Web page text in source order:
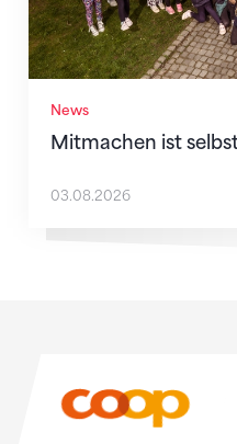
News
Mitmachen ist
03.08.2026